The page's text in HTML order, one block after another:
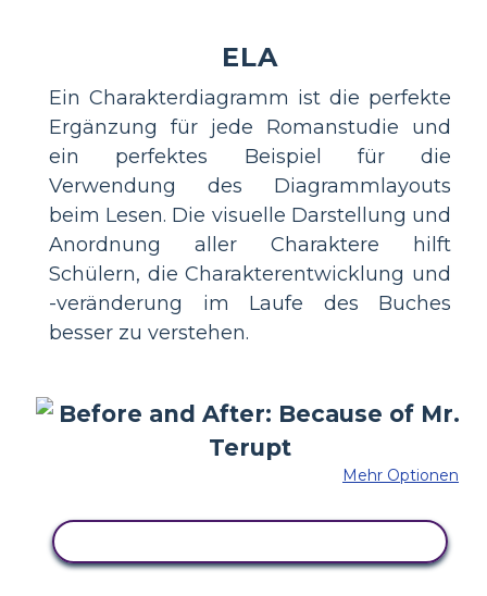
ELA
Ein Charakterdiagramm ist die perfekte
Ergänzung für jede Romanstudie und
ein perfektes Beispiel für die
Verwendung des Diagrammlayouts
beim Lesen. Die visuelle Darstellung und
Anordnung aller Charaktere hilft
Schülern, die Charakterentwicklung und
-veränderung im Laufe des Buches
besser zu verstehen.
Mehr Optionen